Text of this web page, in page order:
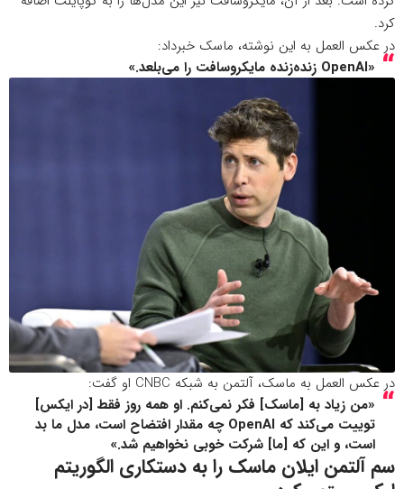
کرد.
در عکس العمل به این نوشته، ماسک خبرداد:
«OpenAI زنده‌زنده مایکروسافت را می‌بلعد.»
در عکس العمل به ماسک، آلتمن به شبکه CNBC او گفت:
«من زیاد به [ماسک] فکر نمی‌کنم. او همه روز فقط [در ایکس]
توییت می‌کند که OpenAI چه مقدار افتضاح است، مدل ما بد
است، و این که [ما] شرکت خوبی نخواهیم شد.»
سم آلتمن ایلان ماسک را به دستکاری الگوریتم